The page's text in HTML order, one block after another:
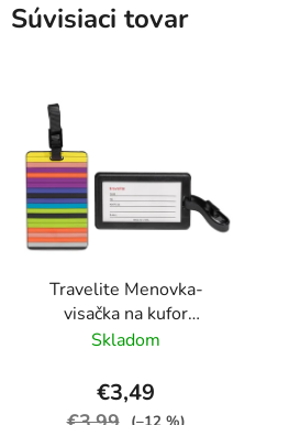
Súvisiaci tovar
Travelite Menovka-
visačka na kufor
Multicolor Stripes
Skladom
€3,49